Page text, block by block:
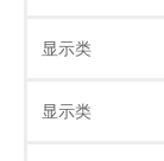
显示类
显示类